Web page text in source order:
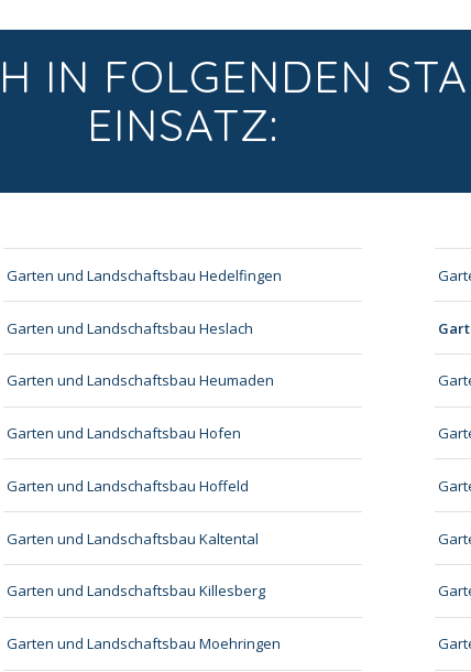
IN FOLGENDEN
EINSATZ:
Garten und Landschaftsbau Hedelfingen
Garten und Landschaftsbau Heslach
Garten und Landschaftsbau Heumaden
Garten und Landschaftsbau Hofen
Garten und Landschaftsbau Hoffeld
Garten und Landschaftsbau Kaltental
Garten und Landschaftsbau Killesberg
Garten und Landschaftsbau Moehringen